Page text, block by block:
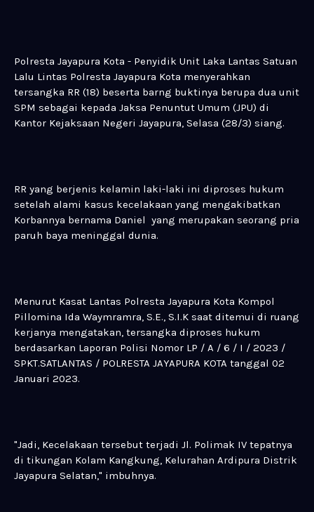
Polresta Jayapura Kota - Penyidik Unit Laka Lantas Satuan
Lalu Lintas Polresta Jayapura Kota menyerahkan
tersangka RR (18) beserta barng buktinya berupa dua unit
SPM sebagai kepada Jaksa Penuntut Umum (JPU) di
Kantor Kejaksaan Negeri Jayapura, Selasa (28/3) siang.
RR yang berjenis kelamin laki-laki ini diproses hukum
setelah alami kasus kecelakaan yang mengakibatkan
Korbannya bernama Daniel yang merupakan seorang pria
paruh baya meninggal dunia.
Menurut Kasat Lantas Polresta Jayapura Kota Kompol
Pillomina Ida Waymramra, S.E., S.I.K saat ditemui di ruang
kerjanya mengatakan, tersangka diproses hukum
berdasarkan Laporan Polisi Nomor LP / A / 6 / I / 2023 /
SPKT.SATLANTAS / POLRESTA JAYAPURA KOTA tanggal 02
Januari 2023.
"Jadi, Kecelakaan tersebut terjadi Jl. Polimak IV tepatnya
di tikungan Kolam Kangkung, Kelurahan Ardipura Distrik
Jayapura Selatan," imbuhnya.